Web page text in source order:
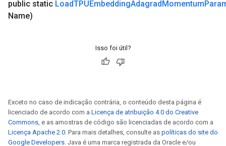
public static LoadTPUEmbeddingAdagradMomentum
Name)
Isso foi útil?
Exceto no caso de indicação contrária, o conteúdo desta página é
licenciado de acordo com a Licença de atribuição 4.0 do Creative
Commons, e as amostras de código são licenciadas de acordo com a
Licença Apache 2.0. Para mais detalhes, consulte as políticas do site do
Google Developers. Java é uma marca registrada da Oracle e/ou